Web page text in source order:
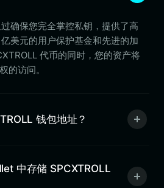
确保您完全掌控私钥，提供了高
美元的用户保护基金和先进的加
代币的同时，您的资产将
的访问。
钱包地址？
中存储 SPCXTROLL